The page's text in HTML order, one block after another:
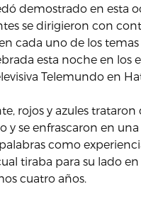
demostrado en esta
se dirigieron con
cada uno de los
esta noche en los
Telemundo en
rojos y azules trataron
y se enfrascaron en
como
tiraba para su lado
cuatro años.